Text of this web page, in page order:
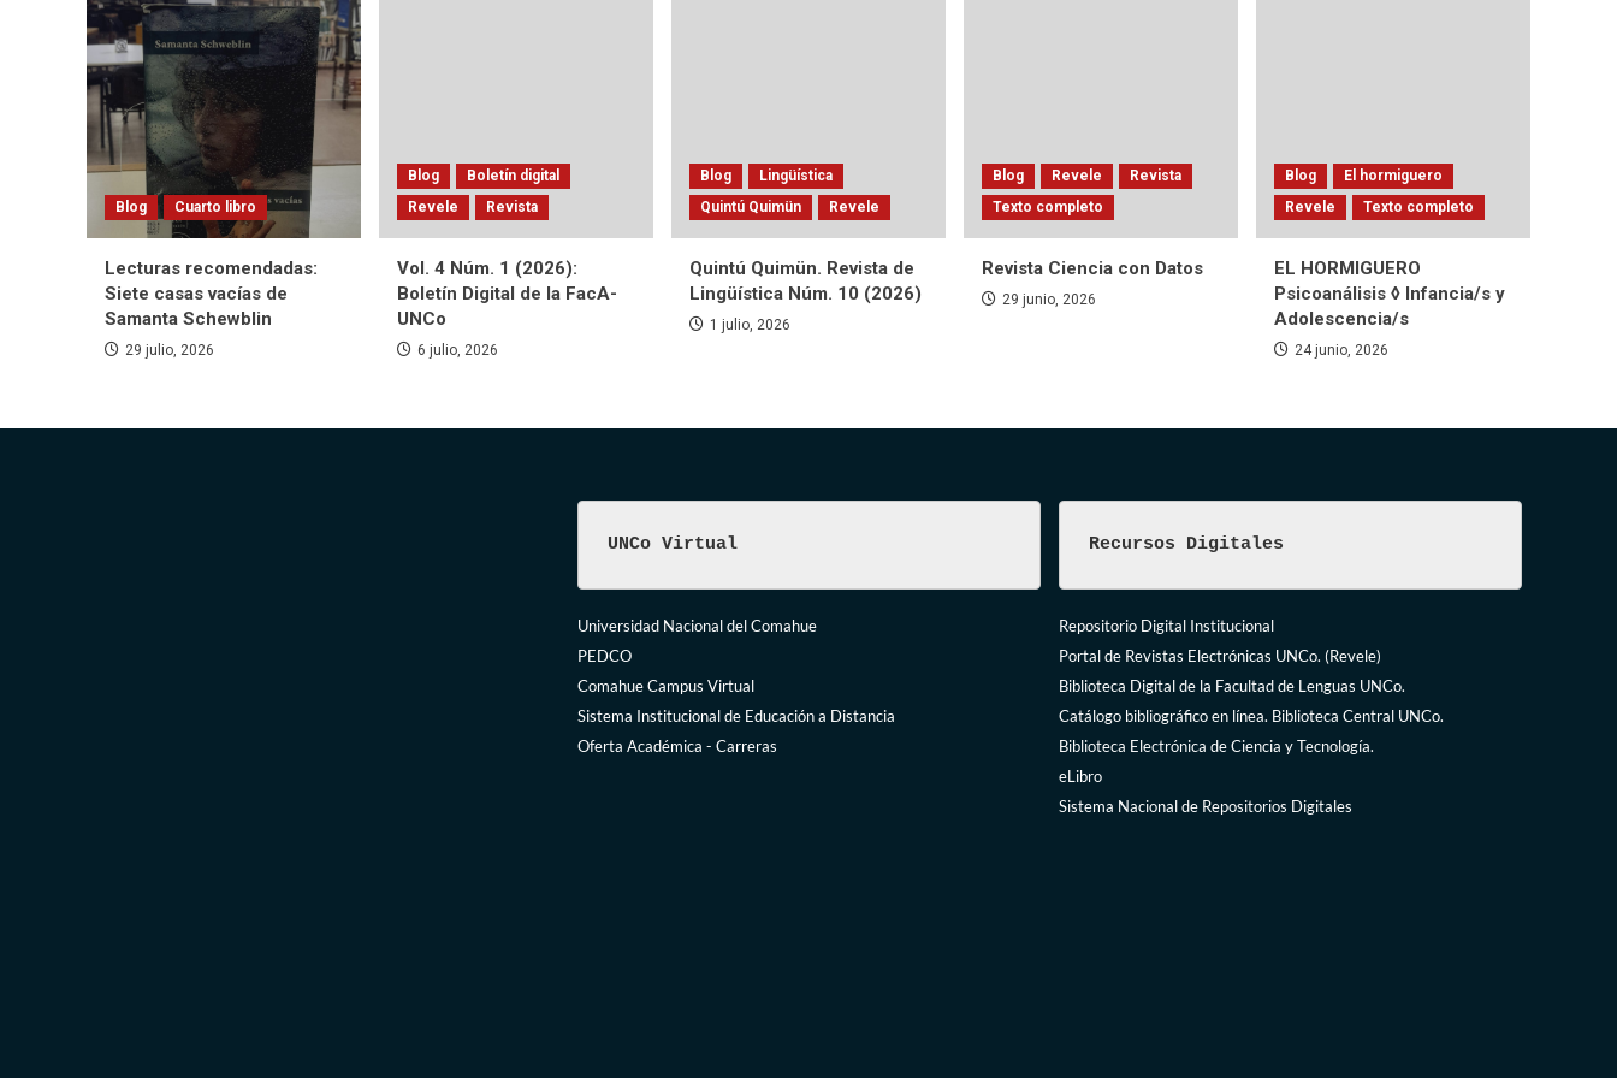
Blog Cuarto libro
Lecturas recomendadas:
Siete casas vacías de
Samanta Schewblin
29 julio, 2026
Blog
Boletín digital
Revele
Revista
Vol. 4 Núm. 1 (2026):
Boletín Digital de la FacA-
UNCo
6 julio, 2026
Blog
Lingüística
Quintú Quimün
Revele
Quintú Quimün. Revista de
Lingüística Núm. 10 (2026)
1 julio, 2026
Blog Revele
Revista
Texto completo
Revista Ciencia con Datos
29 junio, 2026
Blog
El hormiguero
Revele
Texto completo
EL HORMIGUERO
Psicoanálisis ◊ Infancia/s y
Adolescencia/s
24 junio, 2026
UNCo Virtual
Universidad Nacional del Comahue
PEDCO
Comahue Campus Virtual
Sistema Institucional de Educación a Distancia
Oferta Académica - Carreras
Recursos Digitales
Repositorio Digital Institucional
Portal de Revistas Electrónicas UNCo. (Revele)
Biblioteca Digital de la Facultad de Lenguas UNCo.
Catálogo bibliográfico en línea. Biblioteca Central UNCo.
Biblioteca Electrónica de Ciencia y Tecnología.
eLibro
Sistema Nacional de Repositorios Digitales